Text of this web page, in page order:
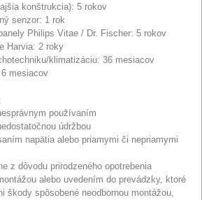
konštrukcia): 5 rokov
senzor: 1 rok
Philips Vitae / Dr. Fischer: 5 rokov
Harvia: 2 roky
klimatizáciu: 36 mesiacov
mesiacov
používaním
údržbou
napätia alebo priamymi či nepriamymi
z dôvodu prirodzeného opotrebenia
alebo uvedením do prevádzky, ktoré
škody spôsobené neodbornou montážou,